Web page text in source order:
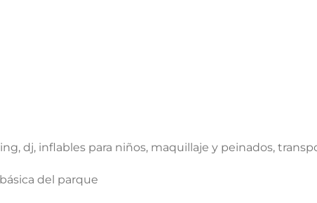
dj, inflables para niños, maquillaje y peinados,
del parque